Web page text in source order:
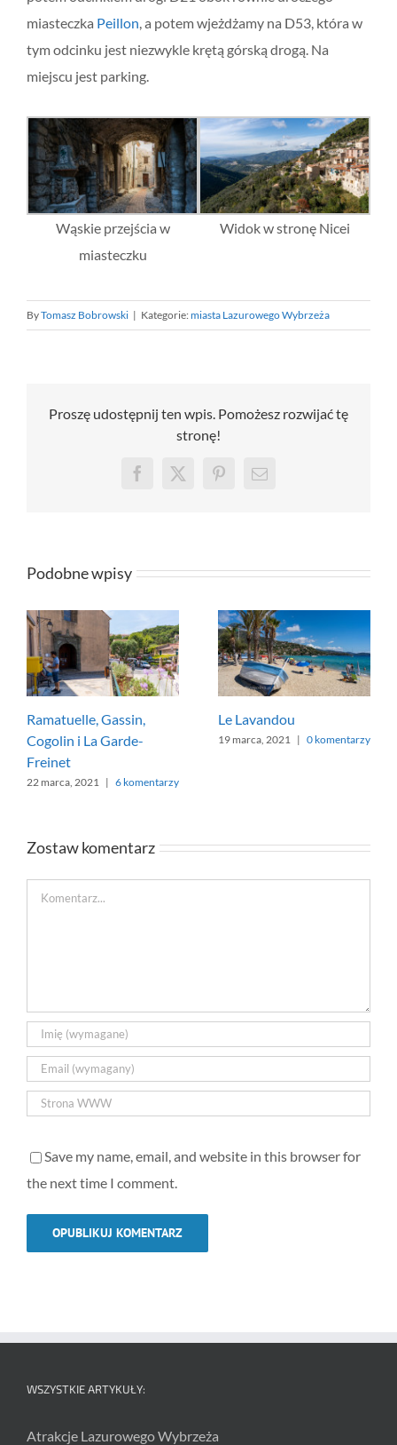
miasteczka Peillon, a potem wjeżdżamy na D53, która w
tym odcinku jest niezwykle krętą górską drogą. Na
miejscu jest parking.
Wąskie przejścia w
miasteczku
Widok w stronę Nicei
ByTomasz Bobrowski | Kategorie:miasta Lazurowego Wybrzeża
Proszę udostępnij ten wpis. Pomożesz rozwijać tę
stronę!
Facebook
X PinterestEmail
Podobne wpisy
Ramatuelle, Gassin,
Cogolin i La Garde-
Freinet
22 marca, 2021 | 6 komentarzy
Le Lavandou
19 marca, 2021 | 0 komentarzy
Zostaw komentarz
Comment
Save my name, email, and website in this browser for
the next time I comment.
WSZYSTKIE ARTYKUŁY:
Atrakcje Lazurowego Wybrzeża